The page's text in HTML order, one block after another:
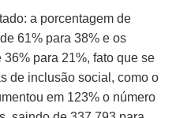
a porcentagem de
61% para 38% e os
para 21%, fato que se
de inclusão social, como o
em 123% o número